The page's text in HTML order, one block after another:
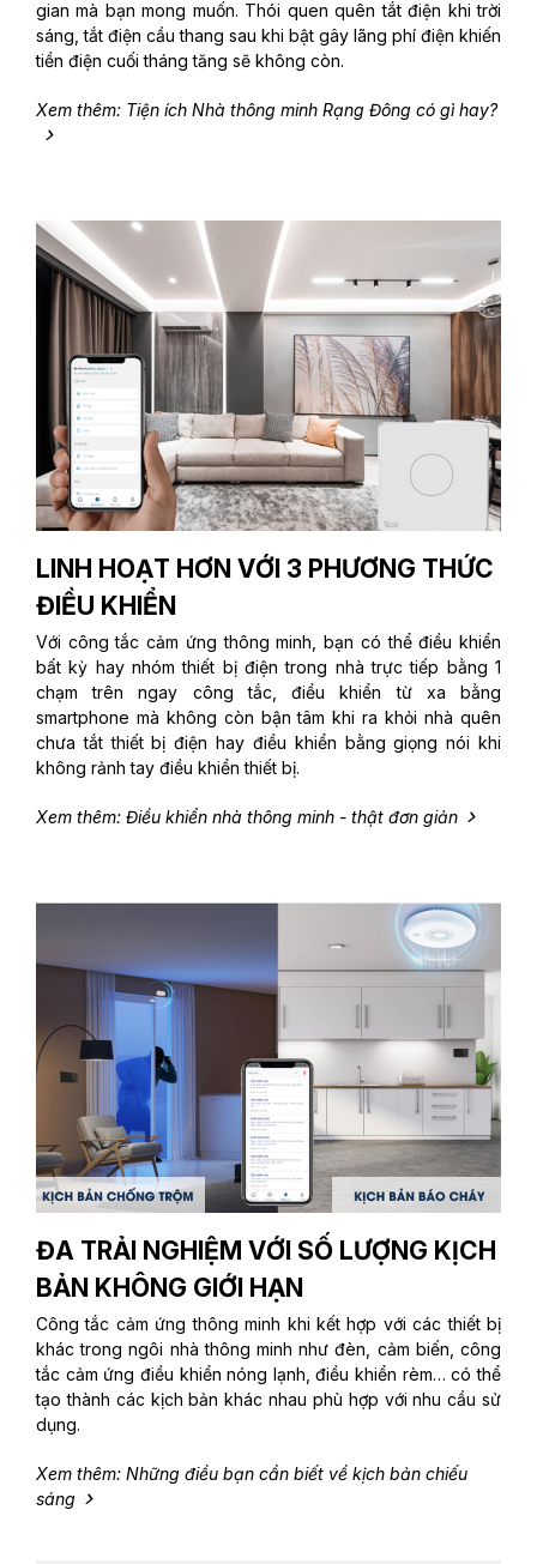
gian mà bạn mong muốn. Thói quen quên tắt điện khi trời
sáng, tắt điện cầu thang sau khi bật gây lãng phí điện khiến
tiền điện cuối tháng tăng sẽ không còn.
Xem thêm: Tiện ích Nhà thông minh Rạng Đông có gì hay?
LINH HOẠT HƠN VỚI 3 PHƯƠNG THỨC
ĐIỀU KHIỂN
Với công tắc cảm ứng thông minh, bạn có thể điều khiển
bất kỳ hay nhóm thiết bị điện trong nhà trực tiếp bằng 1
chạm trên ngay công tắc, điều khiển từ xa bằng
smartphone mà không còn bận tâm khi ra khỏi nhà quên
chưa tắt thiết bị điện hay điều khiển bằng giọng nói khi
không rảnh tay điều khiển thiết bị.
Xem thêm: Điều khiển nhà thông minh - thật đơn giản
ĐA TRẢI NGHIỆM VỚI SỐ LƯỢNG KỊCH
BẢN KHÔNG GIỚI HẠN
Công tắc cảm ứng thông minh khi kết hợp với các thiết bị
khác trong ngôi nhà thông minh như đèn, cảm biến, công
tắc cảm ứng điều khiển nóng lạnh, điều khiển rèm… có thể
tạo thành các kịch bản khác nhau phù hợp với nhu cầu sử
dụng.
Xem thêm: Những điều bạn cần biết về kịch bản chiếu
sáng